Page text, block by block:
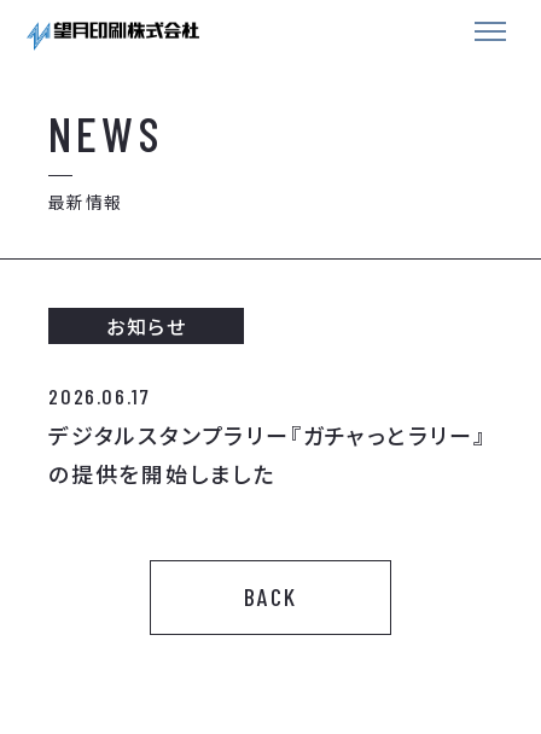
NEWS
最新情報
お知らせ
2026.06.17
デジタルスタンプラリー『ガチャっとラリー』
の提供を開始しました
BACK